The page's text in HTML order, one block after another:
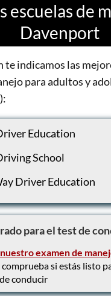
escuelas de
Davenport
te indicamos las
para adultos y
Education
School
Driver Education
para el test de
examen de
comprueba si estás listo
conducir